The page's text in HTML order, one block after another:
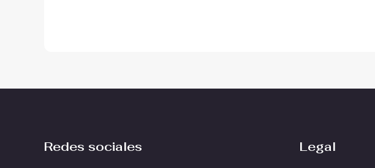
Redes sociales Legal